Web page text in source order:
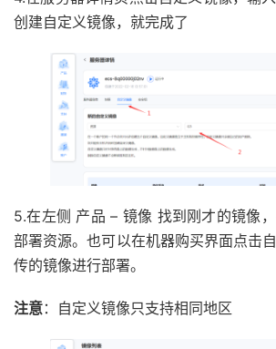
创建自定义镜像，就完成了
5.在左侧 产品 – 镜像 找到刚才的镜像
部署资源。也可以在机器购买界面点击
传的镜像进行部署。
注意：自定义镜像只支持相同地区